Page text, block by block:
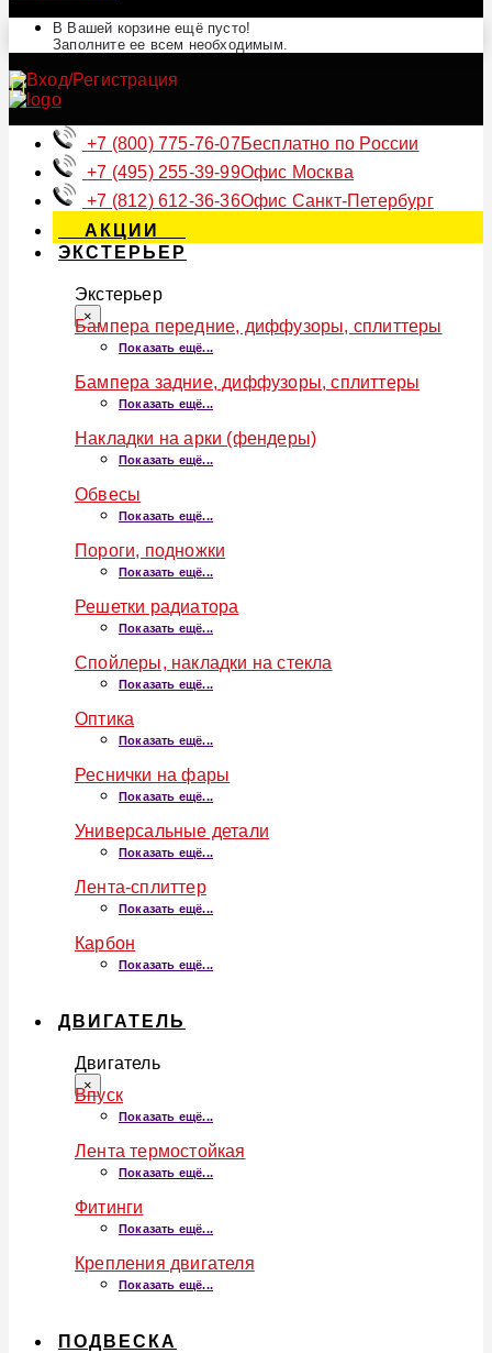
В Вашей корзине ещё пусто!
Заполните ее всем необходимым.
+7 (800) 775-76-07Бесплатно по России
+7 (495) 255-39-99Офис Москва
+7 (812) 612-36-36Офис Санкт-Петербург
АКЦИИ
ЭКСТЕРЬЕР
Экстерьер
×
Бампера передние, диффузоры, сплиттеры
Показать ещё...
Бампера задние, диффузоры, сплиттеры
Показать ещё...
Накладки на арки (фендеры)
Показать ещё...
Обвесы
Показать ещё...
Пороги, подножки
Показать ещё...
Решетки радиатора
Показать ещё...
Спойлеры, накладки на стекла
Показать ещё...
Оптика
Показать ещё...
Реснички на фары
Показать ещё...
Универсальные детали
Показать ещё...
Лента-сплиттер
Показать ещё...
Карбон
Показать ещё...
ДВИГАТЕЛЬ
Двигатель
×
Впуск
Показать ещё...
Лента термостойкая
Показать ещё...
Фитинги
Показать ещё...
Крепления двигателя
Показать ещё...
ПОДВЕСКА